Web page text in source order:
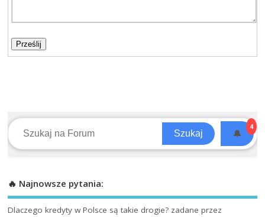
Prześlij
Szukaj 🔔
4
🔥 Najnowsze pytania:
Dlaczego kredyty w Polsce są takie drogie? zadane przez